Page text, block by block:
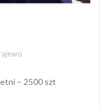
– 2500 szt